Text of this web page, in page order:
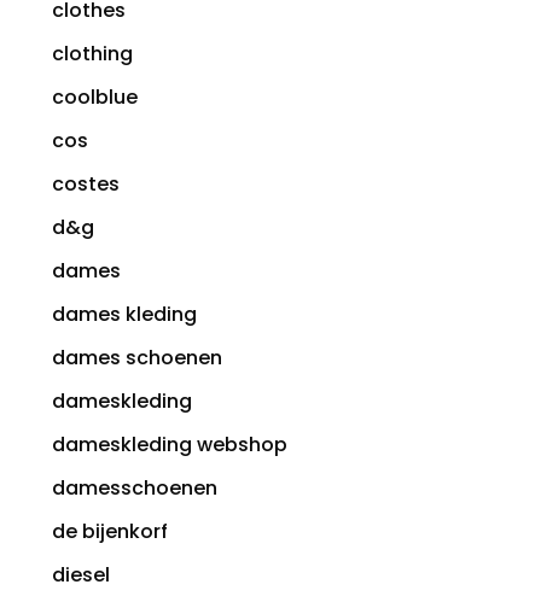
clothes
clothing
coolblue
cos
costes
d&g
dames
dames kleding
dames schoenen
dameskleding
dameskleding webshop
damesschoenen
de bijenkorf
diesel